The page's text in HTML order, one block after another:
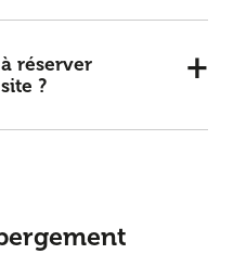
réserver
?